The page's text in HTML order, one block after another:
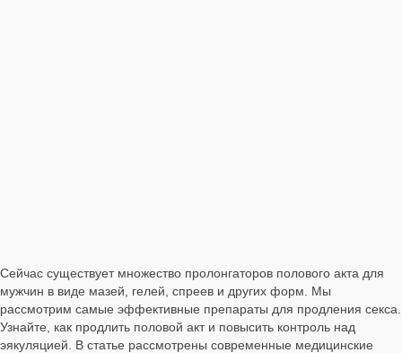
Сейчас существует множество пролонгаторов полового акта для
мужчин в виде мазей, гелей, спреев и других форм. Мы
рассмотрим самые эффективные препараты для продления секса.
Узнайте, как продлить половой акт и повысить контроль над
эякуляцией. В статье рассмотрены современные медицинские